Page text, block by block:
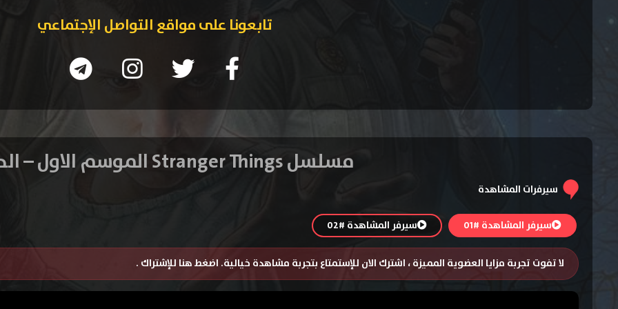
تابعونا على مواقع التواصل الإجتماعي
مسلسل Stranger Things الموسم الاول – الحلقة 1
سيرفرات المشاهدة
سيرفر المشاهدة #01 سيرفر المشاهدة #02
لا تفوت تجربة مزايا العضوية المميزة ، اشترك الان للإستمتاع بتجربة مشاهدة خيالية. اضغط هنا للإشتراك .